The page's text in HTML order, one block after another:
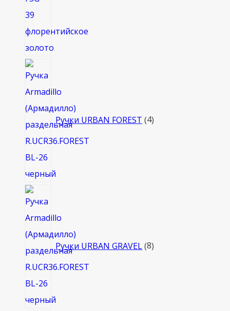
Ручки URBAN FOREST 4
Ручки URBAN GRAVEL 8